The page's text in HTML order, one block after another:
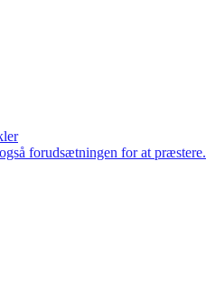
forudsætningen for at præstere.